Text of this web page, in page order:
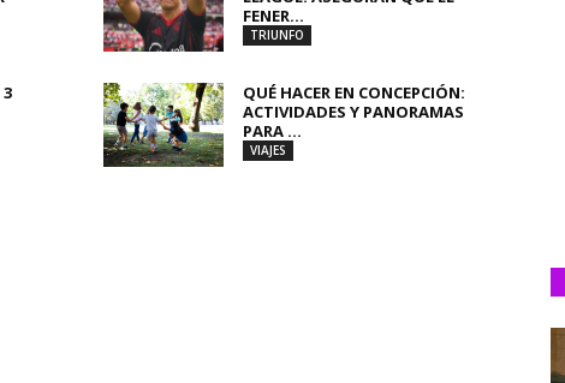
FENER...
TRIUNFO
3
QUÉ HACER EN CONCEPCIÓN:
ACTIVIDADES Y PANORAMAS
PARA ...
VIAJES